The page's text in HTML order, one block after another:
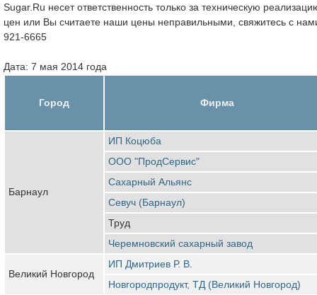
Sugar.Ru несет ответственность только за техническую
цен или Вы считаете наши цены неправильными, свяжитесь с
921-6665
Дата: 7 мая 2014 года
Город Фирма
Барнаул
ИП Коцюба
ООО "ПродСервис"
Сахарный Альянс
Севуч (Барнаул)
Труд
Черемновский сахарный завод
Великий Новгород
ИП Дмитриев Р. В.
Новгородпродукт, ТД (Великий Новгород)